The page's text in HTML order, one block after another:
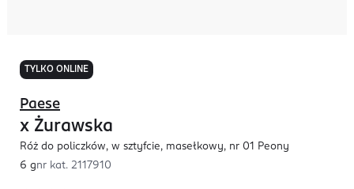
TYLKO ONLINE
Paese
x Żurawska
Róż do policzków, w sztyfcie, masełkowy, nr 01 Peony
6 gnr kat. 2117910